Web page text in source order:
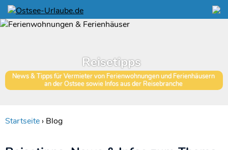
Reisetipps
News & Tipps für Vermieter von Ferienwohnungen und Ferienhäusern
an der Ostsee sowie Infos aus der Reisebranche
Startseite › Blog